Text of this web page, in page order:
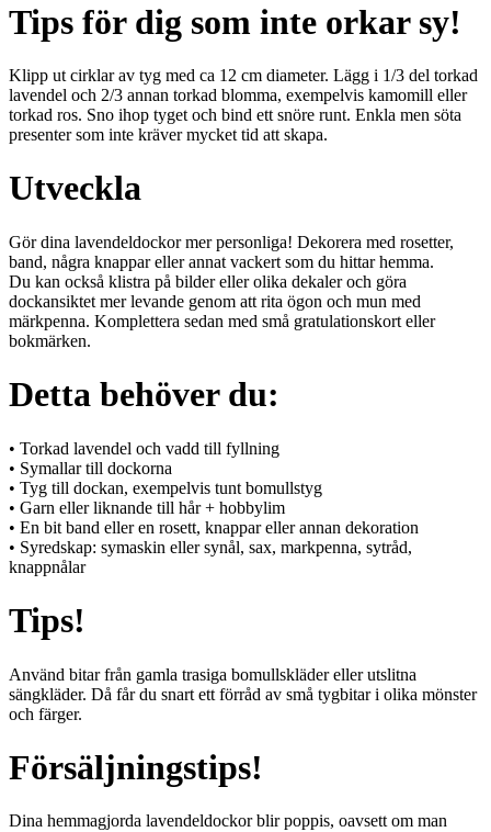
Tips för dig som inte orkar sy!
Klipp ut cirklar av tyg med ca 12 cm diameter. Lägg i 1/3 del torkad
lavendel och 2/3 annan torkad blomma, exempelvis kamomill eller
torkad ros. Sno ihop tyget och bind ett snöre runt. Enkla men söta
presenter som inte kräver mycket tid att skapa.
Utveckla
Gör dina lavendeldockor mer personliga! Dekorera med rosetter,
band, några knappar eller annat vackert som du hittar hemma.
Du kan också klistra på bilder eller olika dekaler och göra
dockansiktet mer levande genom att rita ögon och mun med
märkpenna. Komplettera sedan med små gratulationskort eller
bokmärken.
Detta behöver du:
• Torkad lavendel och vadd till fyllning
• Symallar till dockorna
• Tyg till dockan, exempelvis tunt bomullstyg
• Garn eller liknande till hår + hobbylim
• En bit band eller en rosett, knappar eller annan dekoration
• Syredskap: symaskin eller synål, sax, markpenna, sytråd,
knappnålar
Tips!
Använd bitar från gamla trasiga bomullskläder eller utslitna
sängkläder. Då får du snart ett förråd av små tygbitar i olika mönster
och färger.
Försäljningstips!
Dina hemmagjorda lavendeldockor blir poppis, oavsett om man